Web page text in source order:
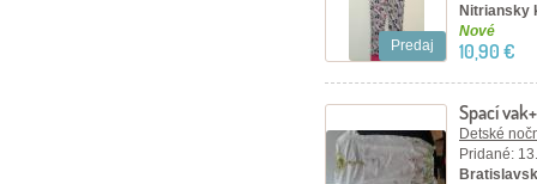
Predaj
Nitriansky
Nové
10,90 €
Spací
Detské
Pridané: